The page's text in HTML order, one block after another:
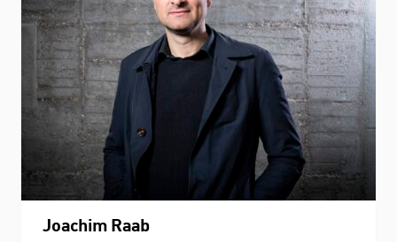
Joachim Raab